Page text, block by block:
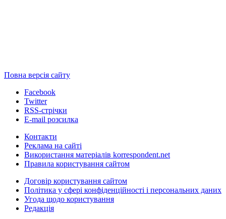
Повна версія сайту
Facebook
Twitter
RSS-стрічки
E-mail розсилка
Контакти
Реклама на сайті
Використання матеріалів korrespondent.net
Правила користування сайтом
Договір користування сайтом
Політика у сфері конфіденційності і персональних даних
Угода щодо користування
Редакція